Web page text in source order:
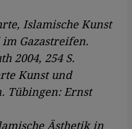
Islamische Kunst
Gazastreifen.
2004, 254 S.
Kunst und
Tübingen: Ernst
Ästhetik in